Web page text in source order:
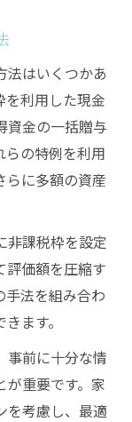
法はいくつかあ
を利用した現金
資金の一括贈与
らの特例を利用
らに多額の資産
非課税枠を設定
評価額を圧縮す
手法を組み合わ
ます。
事前に十分な情
が重要です。家
を考慮し、最適